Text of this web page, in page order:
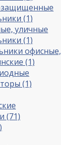
(1)
уличные
(1)
офисные,
(1)
(1)
(71)